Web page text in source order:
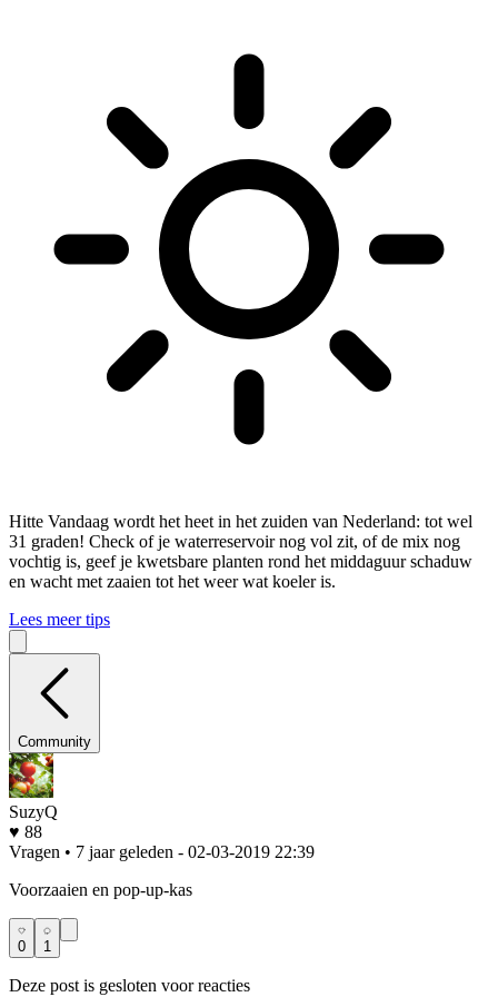
Hitte Vandaag wordt het heet in het zuiden van Nederland: tot wel
31 graden! Check of je waterreservoir nog vol zit, of de mix nog
vochtig is, geef je kwetsbare planten rond het middaguur schaduw
en wacht met zaaien tot het weer wat koeler is.
Lees meer tips
Community
SuzyQ
♥ 88
Vragen • 7 jaar geleden - 02-03-2019 22:39
Voorzaaien en pop-up-kas
0 1
Deze post is gesloten voor reacties